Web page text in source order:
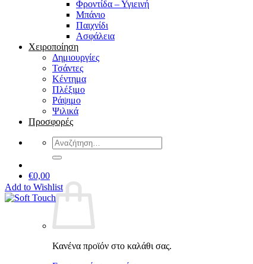
Φροντίδα – Υγιεινή
Μπάνιο
Παιχνίδι
Ασφάλεια
Χειροποίηση
Δημιουργίες
Τσάντες
Κέντημα
Πλέξιμο
Ράψιμο
Ψιλικά
Προσφορές
Αναζήτηση
για:
€0,00
Κανένα προϊόν στο καλάθι σας.
Add to Wishlist